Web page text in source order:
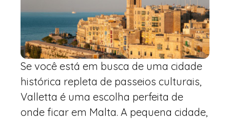
Se você está em busca de uma cidade
histórica repleta de passeios culturais,
Valletta é uma escolha perfeita de
onde ficar em Malta. A pequena cidade,